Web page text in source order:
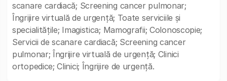
scanare cardiacă; Screening cancer pulmonar;
Îngrijire virtuală de urgență; Toate serviciile și
specialitățile; Imagistica; Mamografii; Colonoscopie;
Servicii de scanare cardiacă; Screening cancer
pulmonar; Îngrijire virtuală de urgență; Clinici
ortopedice; Clinici; Îngrijire de urgență.